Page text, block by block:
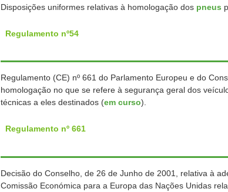
Disposições uniformes relativas à homologação dos pneus
Regulamento nº54
Regulamento (CE) nº 661 do Parlamento Europeu e do
homologação no que se refere à segurança geral dos
técnicas a eles destinados (em curso).
Regulamento nº 661
Decisão do Conselho, de 26 de Junho de 2001, relativa à
Comissão Económica para a Europa das Nações Unidas